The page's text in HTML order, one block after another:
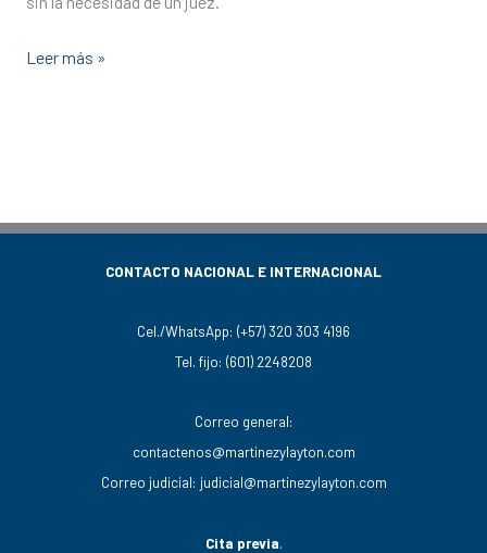
Leer más »
CONTACTO NACIONAL E INTERNACIONAL
Cel./WhatsApp: (+57) 320 303 4196
Tel. fijo: (601) 2248208
Correo general:
contactenos@martinezylayton.com
Correo judicial: judicial@martinezylayton.com
Cita previa.